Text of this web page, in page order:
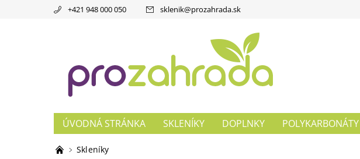
+421 948 000 050 sklenik@prozahrada.sk
ÚVODNÁ STRÁNKA SKLENÍKY DOPLNKY POLYKARBONÁTY
ZÁHRADNÁ DLAŽBA
Skleníky